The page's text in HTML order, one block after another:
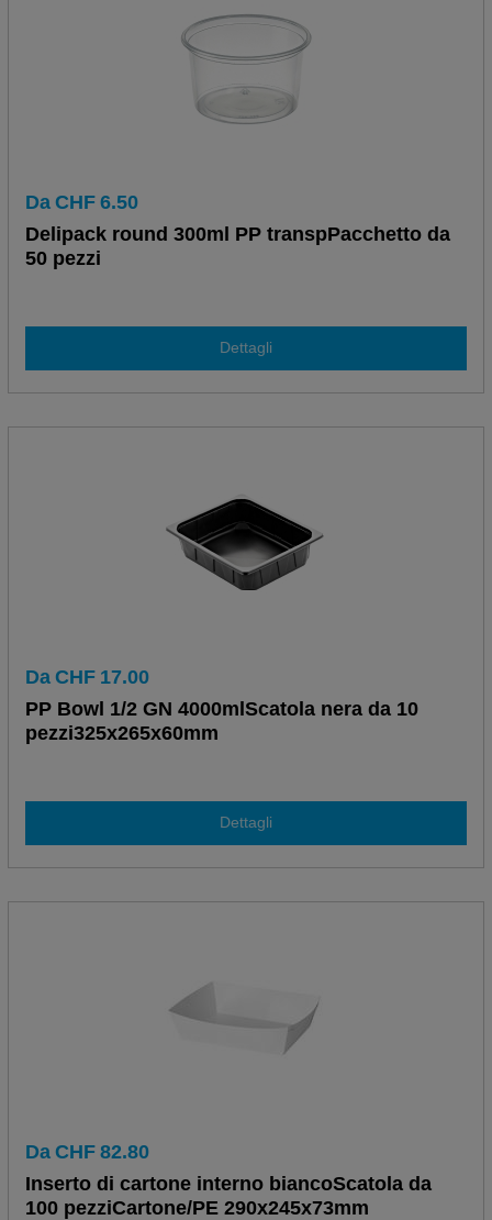
Da CHF 6.50
Delipack round 300ml PP transpPacchetto da
50 pezzi
Dettagli
Da CHF 17.00
PP Bowl 1/2 GN 4000mlScatola nera da 10
pezzi325x265x60mm
Dettagli
Da CHF 82.80
Inserto di cartone interno biancoScatola da
100 pezziCartone/PE 290x245x73mm